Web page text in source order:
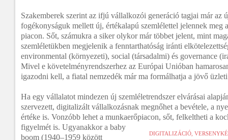
Szakemberek szerint az ifjú vállalkozói generáció tagjai már az
fogékonyságuk mellett új, értékalapú szemlélettel jelennek meg
piacon. Sőt, számukra a siker olykor már többet jelent, mint
szemléletükben megjelenik a fenntarthatóság iránti
environmental (környezeti), social (társadalmi) és governance
Mivel e követelményrendszerhez az Európai Unióban
igazodni kell, a fiatal nemzedék már ma formálhatja a jövő
Ha egy vállalatot mindezen új szemléletrendszer elvárásai
szervezett, digitalizált vállalkozásnak megnőhet a bevétele, a
értéke is. Vonzóbb lehet a munkaerőpiacon, sőt, felkeltheti a
DIGITALIZÁCIÓ,
figyelmét is. Ugyanakkor a baby
boom (1940–1959 között